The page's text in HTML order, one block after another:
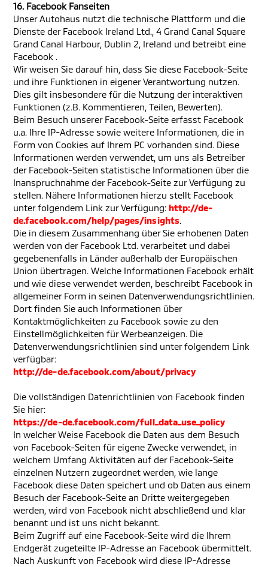
16. Facebook Fanseiten
Unser Autohaus nutzt die technische Plattform und die
Dienste der Facebook Ireland Ltd., 4 Grand Canal Square
Grand Canal Harbour, Dublin 2, Ireland und betreibt eine
Facebook .
Wir weisen Sie darauf hin, dass Sie diese Facebook-Seite
und ihre Funktionen in eigener Verantwortung nutzen.
Dies gilt insbesondere für die Nutzung der interaktiven
Funktionen (z.B. Kommentieren, Teilen, Bewerten).
Beim Besuch unserer Facebook-Seite erfasst Facebook
u.a. Ihre IP-Adresse sowie weitere Informationen, die in
Form von Cookies auf Ihrem PC vorhanden sind. Diese
Informationen werden verwendet, um uns als Betreiber
der Facebook-Seiten statistische Informationen über die
Inanspruchnahme der Facebook-Seite zur Verfügung zu
stellen. Nähere Informationen hierzu stellt Facebook
unter folgendem Link zur Verfügung: http://de-
de.facebook.com/help/pages/insights.
Die in diesem Zusammenhang über Sie erhobenen Daten
werden von der Facebook Ltd. verarbeitet und dabei
gegebenenfalls in Länder außerhalb der Europäischen
Union übertragen. Welche Informationen Facebook erhält
und wie diese verwendet werden, beschreibt Facebook in
allgemeiner Form in seinen Datenverwendungsrichtlinien.
Dort finden Sie auch Informationen über
Kontaktmöglichkeiten zu Facebook sowie zu den
Einstellmöglichkeiten für Werbeanzeigen. Die
Datenverwendungsrichtlinien sind unter folgendem Link
verfügbar:
http://de-de.facebook.com/about/privacy
Die vollständigen Datenrichtlinien von Facebook finden
Sie hier:
https://de-de.facebook.com/full_data_use_policy
In welcher Weise Facebook die Daten aus dem Besuch
von Facebook-Seiten für eigene Zwecke verwendet, in
welchem Umfang Aktivitäten auf der Facebook-Seite
einzelnen Nutzern zugeordnet werden, wie lange
Facebook diese Daten speichert und ob Daten aus einem
Besuch der Facebook-Seite an Dritte weitergegeben
werden, wird von Facebook nicht abschließend und klar
benannt und ist uns nicht bekannt.
Beim Zugriff auf eine Facebook-Seite wird die Ihrem
Endgerät zugeteilte IP-Adresse an Facebook übermittelt.
Nach Auskunft von Facebook wird diese IP-Adresse